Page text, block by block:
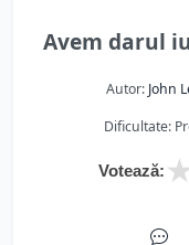
Avem darul
Autor: John
Dificultate:
Votează: